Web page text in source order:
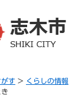
す > くらしの情報